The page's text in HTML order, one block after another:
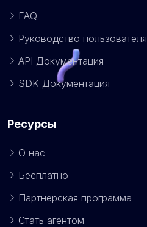
FAQ
Руководство пользователя
API Документация
SDK Документация
Ресурсы
О нас
Бесплатно
Партнерская программа
Стать агентом